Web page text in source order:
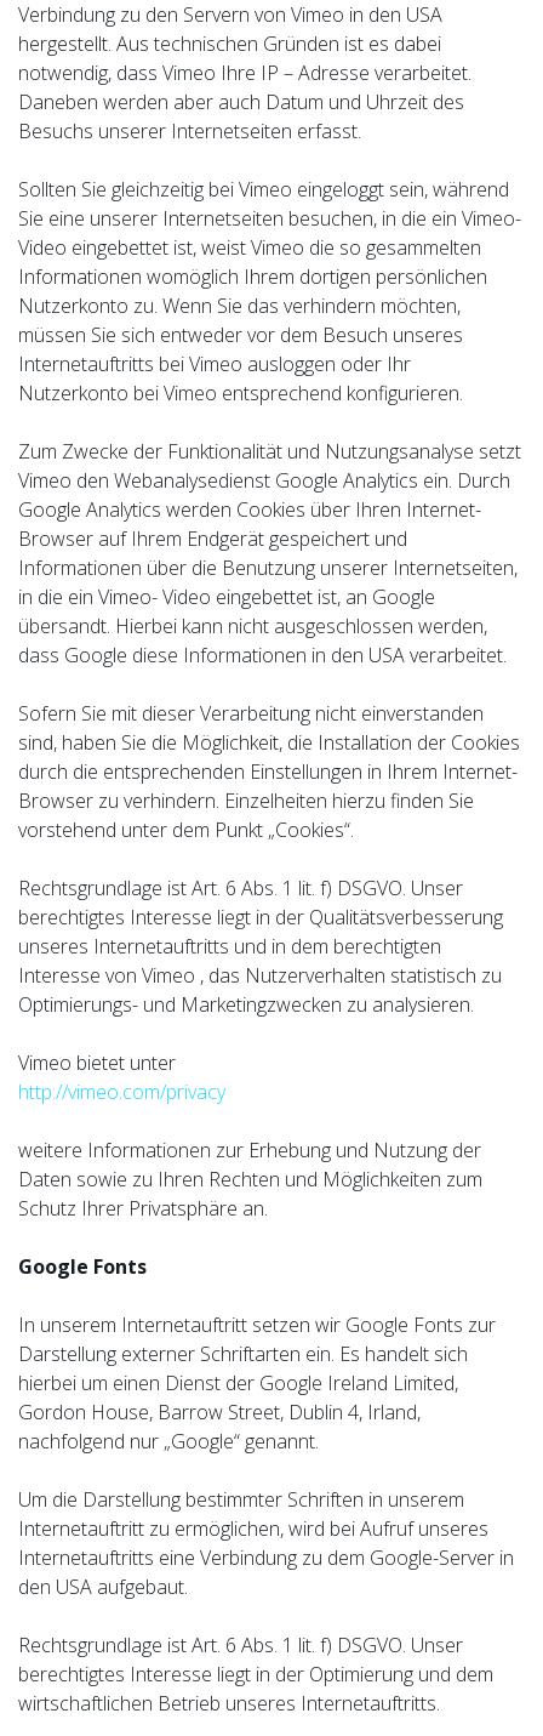
Verbindung zu den Servern von Vimeo in den USA
hergestellt. Aus technischen Gründen ist es dabei
notwendig, dass Vimeo Ihre IP – Adresse verarbeitet.
Daneben werden aber auch Datum und Uhrzeit des
Besuchs unserer Internetseiten erfasst.
Sollten Sie gleichzeitig bei Vimeo eingeloggt sein, während
Sie eine unserer Internetseiten besuchen, in die ein Vimeo-
Video eingebettet ist, weist Vimeo die so gesammelten
Informationen womöglich Ihrem dortigen persönlichen
Nutzerkonto zu. Wenn Sie das verhindern möchten,
müssen Sie sich entweder vor dem Besuch unseres
Internetauftritts bei Vimeo ausloggen oder Ihr
Nutzerkonto bei Vimeo entsprechend konfigurieren.
Zum Zwecke der Funktionalität und Nutzungsanalyse setzt
Vimeo den Webanalysedienst Google Analytics ein. Durch
Google Analytics werden Cookies über Ihren Internet-
Browser auf Ihrem Endgerät gespeichert und
Informationen über die Benutzung unserer Internetseiten,
in die ein Vimeo- Video eingebettet ist, an Google
übersandt. Hierbei kann nicht ausgeschlossen werden,
dass Google diese Informationen in den USA verarbeitet.
Sofern Sie mit dieser Verarbeitung nicht einverstanden
sind, haben Sie die Möglichkeit, die Installation der Cookies
durch die entsprechenden Einstellungen in Ihrem Internet-
Browser zu verhindern. Einzelheiten hierzu finden Sie
vorstehend unter dem Punkt „Cookies“.
Rechtsgrundlage ist Art. 6 Abs. 1 lit. f) DSGVO. Unser
berechtigtes Interesse liegt in der Qualitätsverbesserung
unseres Internetauftritts und in dem berechtigten
Interesse von Vimeo , das Nutzerverhalten statistisch zu
Optimierungs- und Marketingzwecken zu analysieren.
Vimeo bietet unter
http://vimeo.com/privacy
weitere Informationen zur Erhebung und Nutzung der
Daten sowie zu Ihren Rechten und Möglichkeiten zum
Schutz Ihrer Privatsphäre an.
Google Fonts
In unserem Internetauftritt setzen wir Google Fonts zur
Darstellung externer Schriftarten ein. Es handelt sich
hierbei um einen Dienst der Google Ireland Limited,
Gordon House, Barrow Street, Dublin 4, Irland,
nachfolgend nur „Google“ genannt.
Um die Darstellung bestimmter Schriften in unserem
Internetauftritt zu ermöglichen, wird bei Aufruf unseres
Internetauftritts eine Verbindung zu dem Google-Server in
den USA aufgebaut.
Rechtsgrundlage ist Art. 6 Abs. 1 lit. f) DSGVO. Unser
berechtigtes Interesse liegt in der Optimierung und dem
wirtschaftlichen Betrieb unseres Internetauftritts.